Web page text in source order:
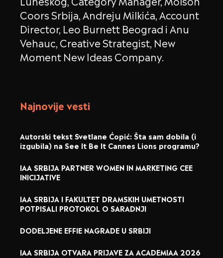
Coors Srbija, Andreju Milkića, Account
Director, Leo Burnett Beograd i Anu
Vehauc, Creative Strategist, New
Moment New Ideas Company.
Najnovije vesti
Autorski tekst Svetlane Ćopić: Šta sam dobila (i
izgubila) na See It Be It Cannes Lions programu?
IAA SRBIJA PARTNER WOMEN IN MARKETING CEE
INICIJATIVE
IAA SRBIJA I FAKULTET DRAMSKIH UMETNOSTI
POTPISALI PROTOKOL O SARADNJI
DODELJENE EFFIE NAGRADE U SRBIJI
IAA SRBIJA OTVARA PRIJAVE ZA ACADEMIAA 2026